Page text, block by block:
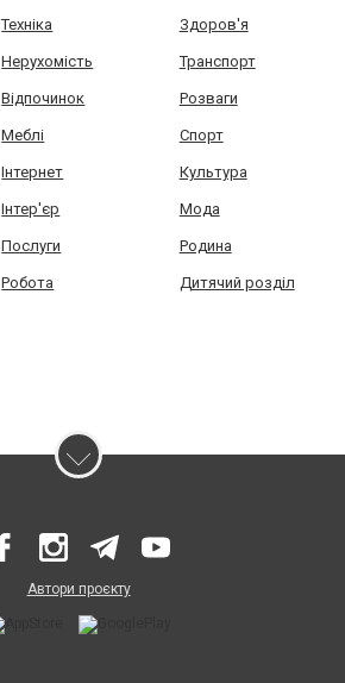
Техніка Здоров'я
Нерухомість Транспорт
Відпочинок Розваги
Меблі Спорт
Інтернет Культура
Інтер'єр Мода
Послуги Родина
Робота Дитячий розділ
Автори проєкту